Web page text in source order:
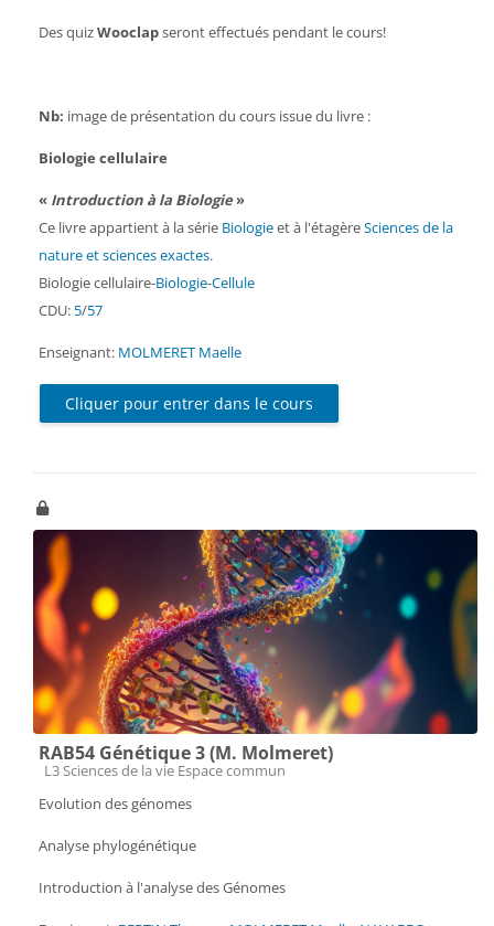
Des quizWooclapseront effectués pendant le cours!
Nb: image de présentation du cours issue du livre :
Biologie cellulaire
« Introduction à la Biologie»
Ce livre appartient à la série Biologieet à l'étagèreSciences de la
nature et sciences exactes.
Biologie cellulaire-Biologie-Cellule
CDU: 5/57
Enseignant: MOLMERET Maelle
Cliquer pour entrer dans le cours
RAB54 Génétique 3 (M. Molmeret)
Catégorie de cours
L3 Sciences de la vie Espace commun
Evolution des génomes
Analyse phylogénétique
Introduction à l'analyse des Génomes